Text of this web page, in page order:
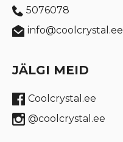
5076078
info@coolcrystal.ee
JÄLGI MEID
Coolcrystal.ee
@coolcrystal.ee